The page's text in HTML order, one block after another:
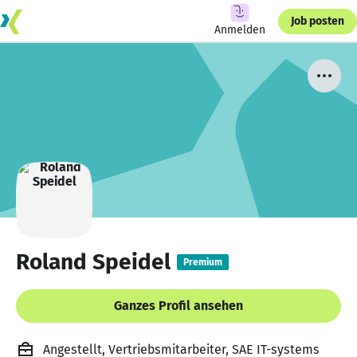
Anmelden
Job posten
Roland Speidel Premium
Ganzes Profil ansehen
Angestellt, Vertriebsmitarbeiter, SAE IT-systems